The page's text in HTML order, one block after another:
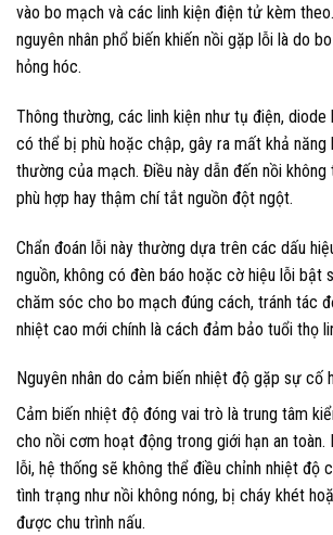
vào bo mạch và các linh kiện điện tử kèm
nguyên nhân phổ biến khiến nồi gặp lỗi là do
hỏng hóc.
Thông thường, các linh kiện như tụ điện, diode
có thể bị phù hoặc chập, gây ra mất khả năng
thường của mạch. Điều này dẫn đến nồi
phù hợp hay thậm chí tắt nguồn đột ngột.
Chẩn đoán lỗi này thường dựa trên các dấu
nguồn, không có đèn báo hoặc cờ hiệu lỗi bật
chăm sóc cho bo mạch đúng cách, tránh tác
nhiệt cao mới chính là cách đảm bảo tuổi thọ
Nguyên nhân do cảm biến nhiệt độ gặp sự cố
Cảm biến nhiệt độ đóng vai trò là trung tâm
cho nồi cơm hoạt động trong giới hạn an toàn.
lỗi, hệ thống sẽ không thể điều chỉnh nhiệt độ
tình trạng như nồi không nóng, bị cháy khét
được chu trình nấu.